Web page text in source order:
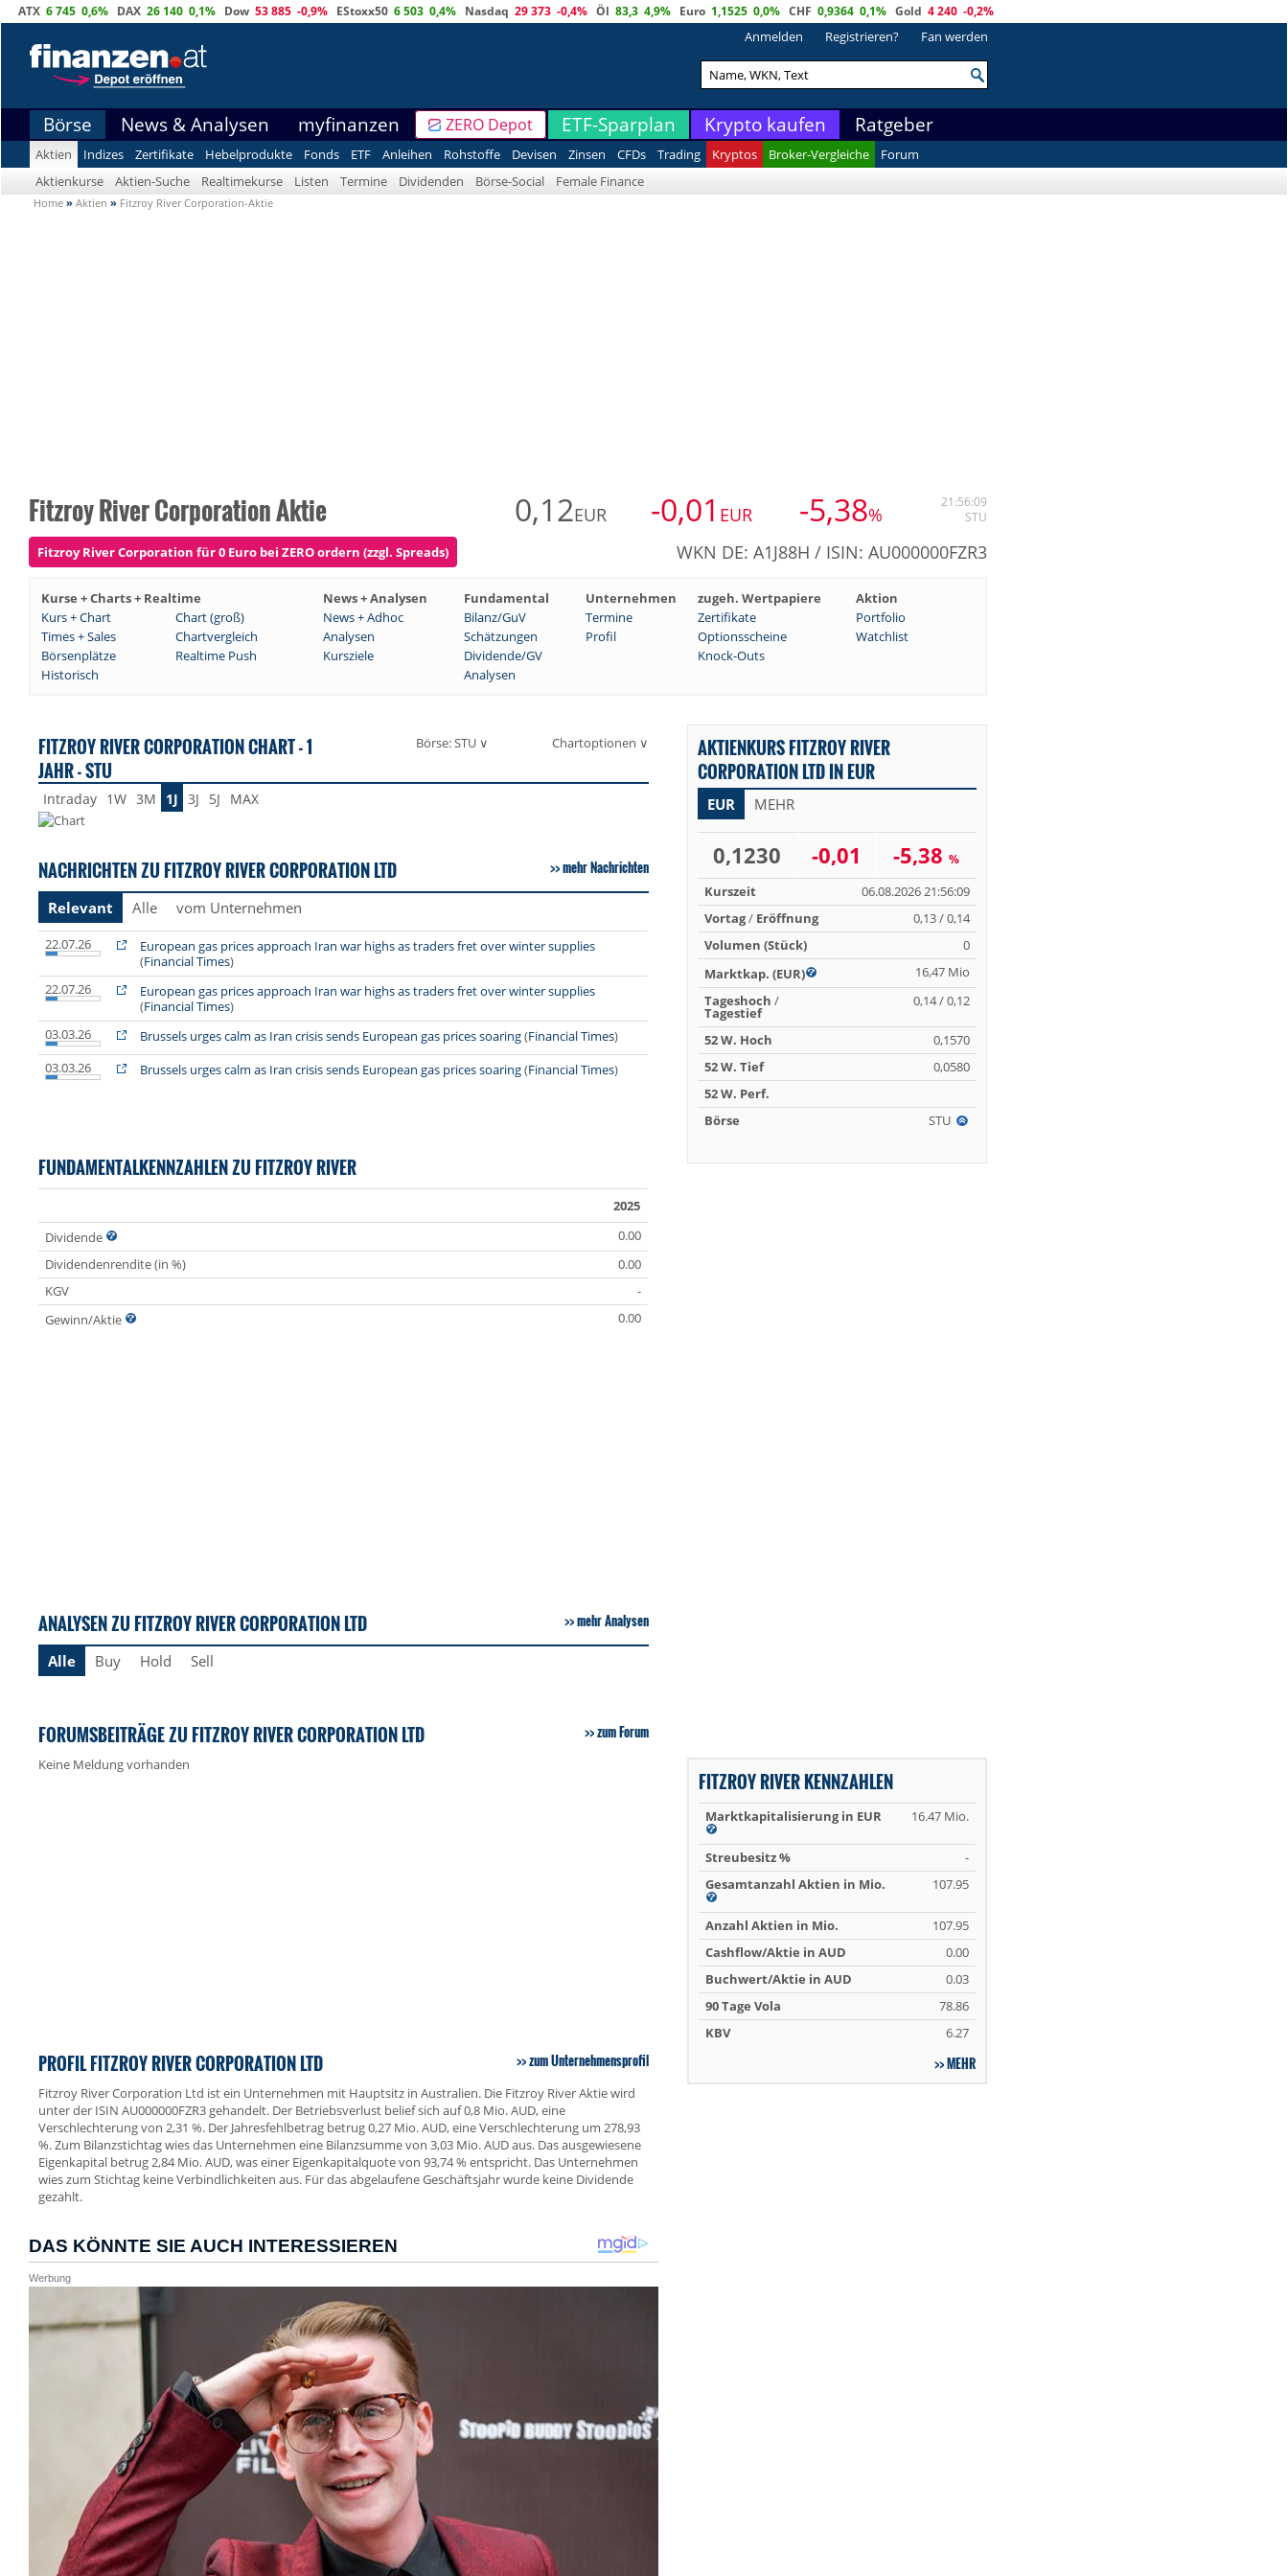
ATX 6 745 0,6% DAX 26 140 0,1% Dow 53 885 -0,9% EStoxx50 6 503 0,4% Nasdaq 29 373 -0,4% Öl 83,3 4,9% Euro 1,1525 0,0% CHF 0,9364 0,1% Gold 4 240 -0,2%
Anmelden Registrieren? Fan werden
Börse News & Analysen myfinanzen ZERO Depot ETF-Sparplan Krypto kaufen Ratgeber
Aktien Indizes Zertifikate Hebelprodukte Fonds ETF Anleihen Rohstoffe Devisen Zinsen CFDs Trading Kryptos Broker-Vergleiche
Forum
Aktienkurse
Aktien-Suche Realtimekurse Listen Termine Dividenden Börse-Social Female Finance
Home » Aktien » Fitzroy River Corporation-Aktie
Fitzroy River Corporation Aktie 0,12EUR -0,01 EUR -5,38%
21:56:09
STU
Fitzroy River Corporation für 0 Euro bei ZERO ordern (zzgl. Spreads) WKN DE: A1J88H / ISIN: AU000000FZR3
Kurse + Charts + Realtime News + Analysen Fundamental Unternehmen zugeh. Wertpapiere
Aktion
Kurs + Chart
Chart (groß) News + Adhoc Bilanz/GuV Termine Zertifikate
Portfolio
Times + Sales
Chartvergleich Analysen Schätzungen Profil Optionsscheine
Watchlist
Börsenplätze
Realtime Push Kursziele Dividende/GV
Knock-Outs
Historisch
Analysen
FITZROY RIVER CORPORATION CHART - 1
JAHR - STU
Börse: STU ∨ Chartoptionen ∨
Intraday 1W 3M 1J 3J 5J MAX
NACHRICHTEN ZU FITZROY RIVER CORPORATION LTD mehr Nachrichten
Relevant Alle vom Unternehmen
22.07.26
European gas prices approach Iran war highs as traders fret over winter supplies
(Financial Times)
22.07.26
European gas prices approach Iran war highs as traders fret over winter supplies
(Financial Times)
03.03.26
Brussels urges calm as Iran crisis sends European gas prices soaring(Financial Times)
03.03.26
Brussels urges calm as Iran crisis sends European gas prices soaring(Financial Times)
FUNDAMENTALKENNZAHLEN ZU FITZROY RIVER
2025
Dividende
0.00
Dividendenrendite (in %)
0.00
KGV
-
Gewinn/Aktie
0.00
ANALYSEN ZU FITZROY RIVER CORPORATION LTD mehr Analysen
Alle Buy Hold Sell
FORUMSBEITRÄGE ZU FITZROY RIVER CORPORATION LTD zum Forum
Keine Meldung vorhanden
PROFIL FITZROY RIVER CORPORATION LTD zum Unternehmensprofil
Fitzroy River Corporation Ltd ist ein Unternehmen mit Hauptsitz in Australien. Die Fitzroy River Aktie wird
unter der ISIN AU000000FZR3 gehandelt. Der Betriebsverlust belief sich auf 0,8 Mio. AUD, eine
Verschlechterung von 2,31 %. Der Jahresfehlbetrag betrug 0,27 Mio. AUD, eine Verschlechterung um 278,93
%. Zum Bilanzstichtag wies das Unternehmen eine Bilanzsumme von 3,03 Mio. AUD aus. Das ausgewiesene
Eigenkapital betrug 2,84 Mio. AUD, was einer Eigenkapitalquote von 93,74 % entspricht. Das Unternehmen
wies zum Stichtag keine Verbindlichkeiten aus. Für das abgelaufene Geschäftsjahr wurde keine Dividende
gezahlt.
AKTIENKURS FITZROY RIVER
CORPORATION LTD IN EUR
EUR MEHR
0,1230 -0,01 -5,38 %
Kurszeit
06.08.2026 21:56:09
Vortag/ Eröffnung
0,13 / 0,14
Volumen (Stück)
0
Marktkap. (EUR)
16,47 Mio
Tageshoch /
Tagestief
0,14 / 0,12
52 W. Hoch
0,1570
52 W. Tief
0,0580
52 W. Perf.
Börse
STU
FITZROY RIVER KENNZAHLEN
Marktkapitalisierung in EUR 16.47 Mio.
Streubesitz %
-
Gesamtanzahl Aktien in Mio.
107.95
Anzahl Aktien in Mio.
107.95
Cashflow/Aktie in AUD
0.00
Buchwert/Aktie in AUD
0.03
90 Tage Vola
78.86
KBV
6.27
MEHR